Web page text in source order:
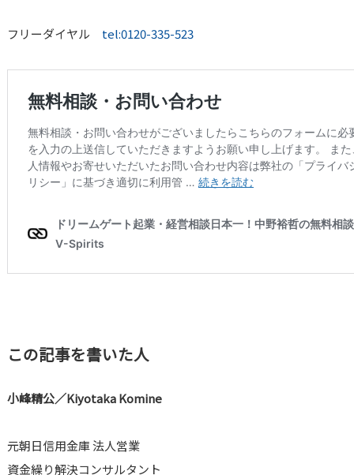
フリーダイヤル tel:0120-335-523
この記事を書いた人
小峰精公／Kiyotaka Komine
元朝日信用金庫 法人営業
資金繰り解決コンサルタント